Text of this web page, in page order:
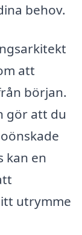
behov.
att
början.
gör att du
kan en
utrymme